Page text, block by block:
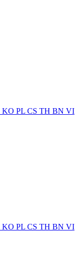
KO PL CS TH BN VI
KO PL CS TH BN VI